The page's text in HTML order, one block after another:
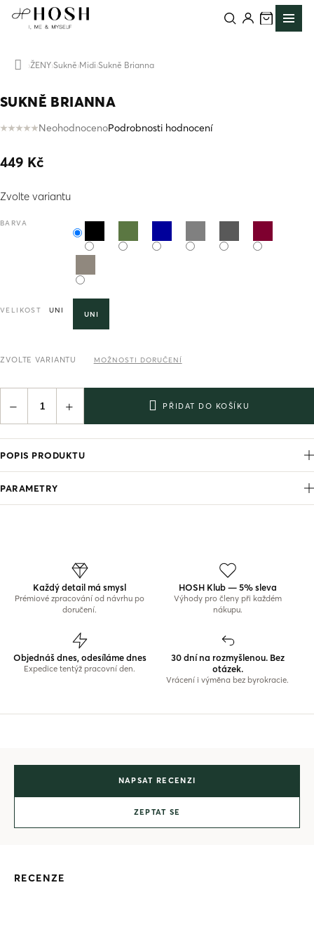
Přejít
Domů
ŽENY Sukně Midi Sukně Brianna
SUKNĚ BRIANNA
Průměrné
produktu
z
hvězdiček.
NeohodnocenoPodrobnosti hodnocení
449 Kč
cena:
Zvolte variantu
BARVA
VELIKOST UNI UNI
ZVOLTE VARIANTU MOŽNOSTI DORUČENÍ
+
− PŘIDAT DO KOŠÍKU
POPIS PRODUKTU
PARAMETRY
Každý detail má smysl
Prémiové zpracování od návrhu po
doručení.
HOSH Klub — 5% sleva
Výhody pro členy při každém
nákupu.
Objednáš dnes, odesíláme dnes
Expedice tentýž pracovní den.
30 dní na rozmyšlenou. Bez
otázek.
Vrácení i výměna bez byrokracie.
NAPSAT RECENZI
ZEPTAT SE
RECENZE